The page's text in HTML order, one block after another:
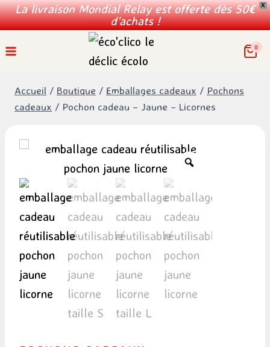
X
La livraison Mondial Relay est offerte dès 50€
d'achats !
au
0
Accueil / Boutique / Emballages cadeaux / Pochons
cadeaux / Pochon cadeau – Jaune – Licornes